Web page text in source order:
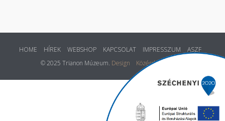
HOME HÍREK WEBSHOP KAPCSOLAT IMPRESSZUM
ASZF
© 2025 Trianon Múzeum. Design Közérdekű adatok